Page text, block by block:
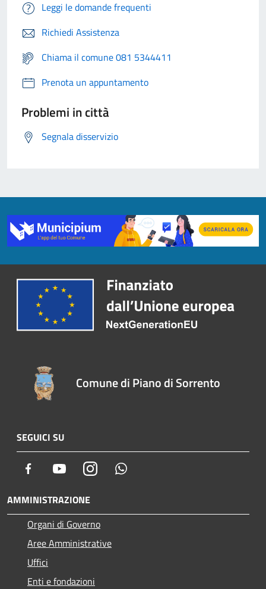
Leggi le domande frequenti
Richiedi Assistenza
Chiama il comune 081 5344411
Prenota un appuntamento
Problemi in città
Segnala disservizio
Comune di Piano di Sorrento
SEGUICI SU
Facebook YoutubeInstagram
AMMINISTRAZIONE
Organi di Governo
Aree Amministrative
Uffici
Enti e fondazioni